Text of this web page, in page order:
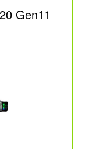
Gen11